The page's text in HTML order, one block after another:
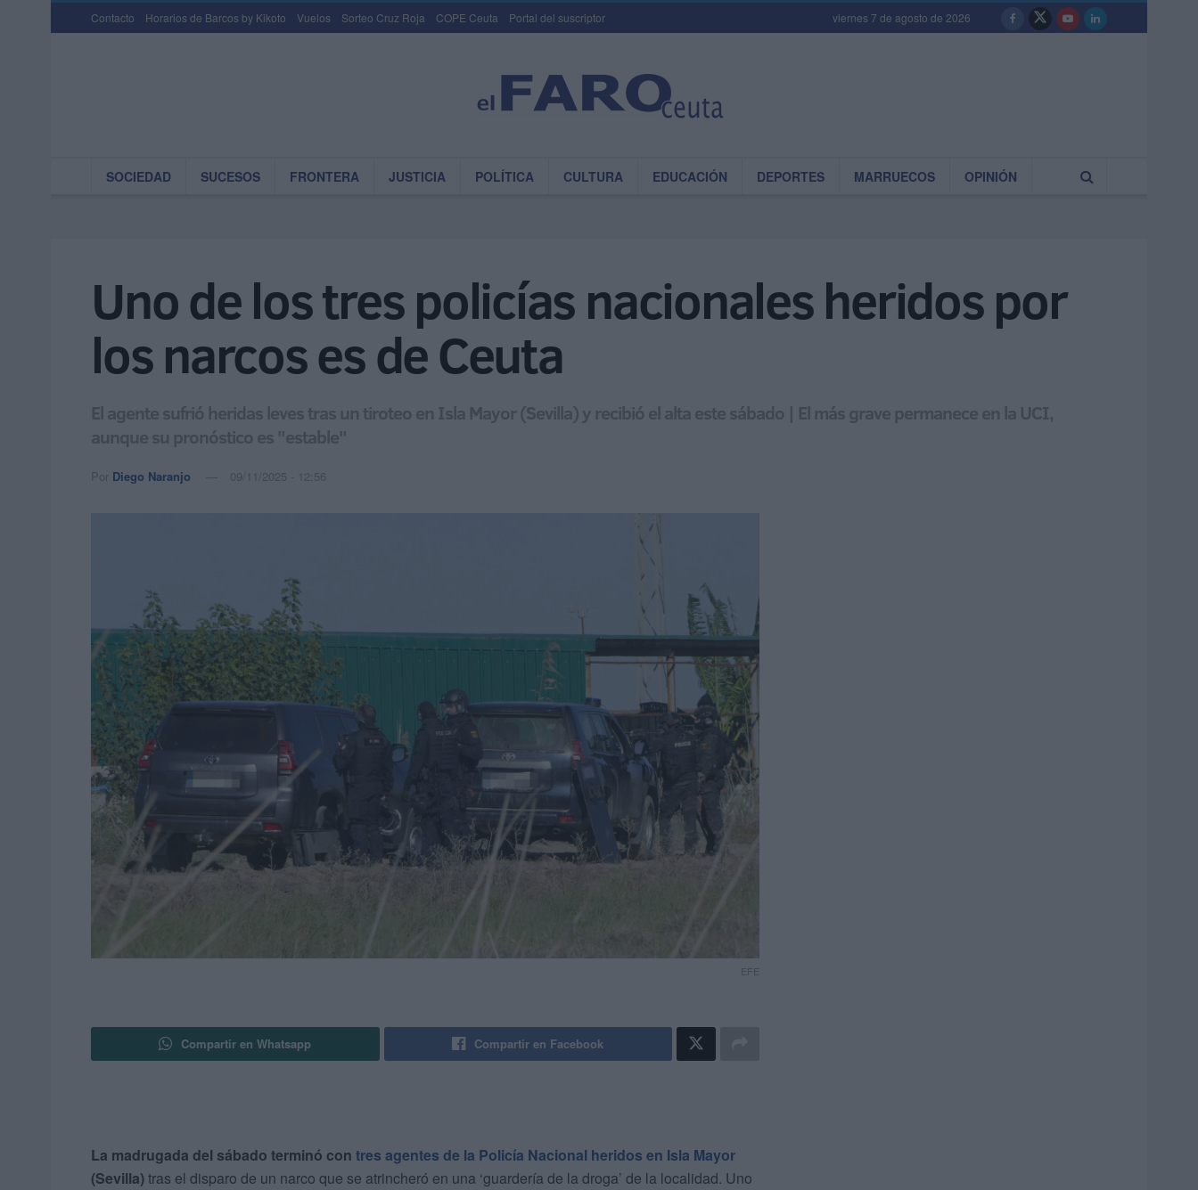
Contacto Horarios de Barcos by Kikoto Vuelos Sorteo Cruz Roja COPE Ceuta Portal del suscriptor viernes 7 de agosto de 2026
SOCIEDAD SUCESOS FRONTERA JUSTICIA POLÍTICA CULTURA EDUCACIÓN DEPORTES MARRUECOS OPINIÓN
Uno de los tres policías nacionales heridos por
los narcos es de Ceuta
El agente sufrió heridas leves tras un tiroteo en Isla Mayor (Sevilla) y recibió el alta este sábado | El más grave permanece en la UCI,
aunque su pronóstico es "estable"
Por Diego Naranjo 09/11/2025 - 12:56
EFE
Compartir en Whatsapp Compartir en Facebook
La madrugada del sábado terminó con tres agentes de la Policía Nacional heridos en Isla Mayor
(Sevilla)tras el disparo de un narco que se atrincheró en una ‘guardería de la droga’ de la localidad. Uno